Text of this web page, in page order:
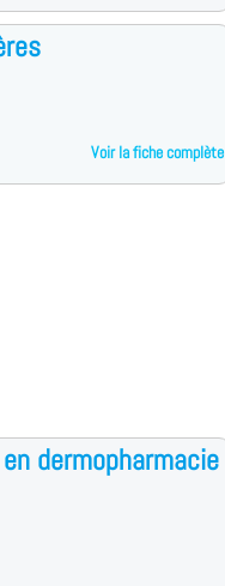
Voir la fiche complète
dermopharmacie